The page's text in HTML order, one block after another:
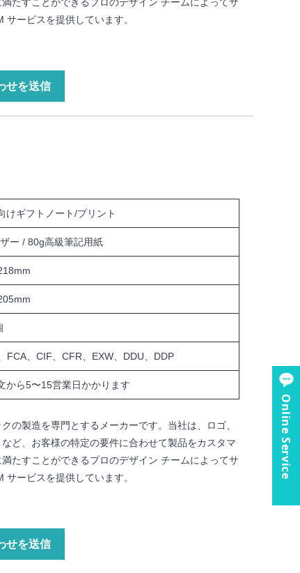
ービスを提供しています。
せを送信
けギフトノート/プリント
ー / 80g高級筆記用紙
FCA、CIF、CFR、EXW、DDU、DDP
から5〜15営業日かかります
の製造を専門とするメーカーです。当社は、ロゴ、
ど、お客様の特定の要件に合わせて製品をカスタマ
たすことができるプロのデザイン チームによってサ
ービスを提供しています。
せを送信
Online Service